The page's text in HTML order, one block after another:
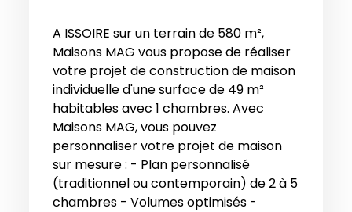
A ISSOIRE sur un terrain de 580 m²,
Maisons MAG vous propose de réaliser
votre projet de construction de maison
individuelle d'une surface de 49 m²
habitables avec 1 chambres. Avec
Maisons MAG, vous pouvez
personnaliser votre projet de maison
sur mesure : - Plan personnalisé
(traditionnel ou contemporain) de 2 à 5
chambres - Volumes optimisés -